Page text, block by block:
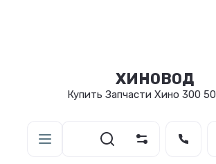
ХИНОВОД
Купить Запчасти Хино 300